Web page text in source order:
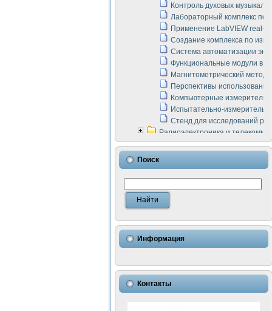
Контроль духовых
Лабораторный комплекс по
Применение LabVIEW real-
Создание комплекса по
Система автоматизации
Функциональные модули в
Магнитометрический метод
Перспективы
Компьютерные
Испытательно-
Стенд для исследований
Радиоэлектроника и
LabVIEW в расчетах
Аппаратно-программный
Виртуальный
Измерение шумовых
Измерительный
Инструменты для
Инструменты для
Использование NI LabVIEW
Исследовние возможности
Математическое
Моделирование и
Применение
Симуляция отклика
Автоматизация
Блок гальванической
Поиск
Информация
Контакты